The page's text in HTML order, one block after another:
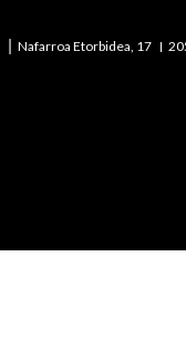
Nafarroa Etorbidea, 17